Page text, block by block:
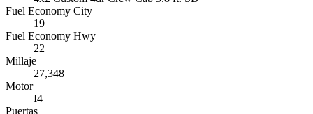
Fuel Economy City
19
Fuel Economy Hwy
22
Millaje
27,348
Motor
I4
Puertas